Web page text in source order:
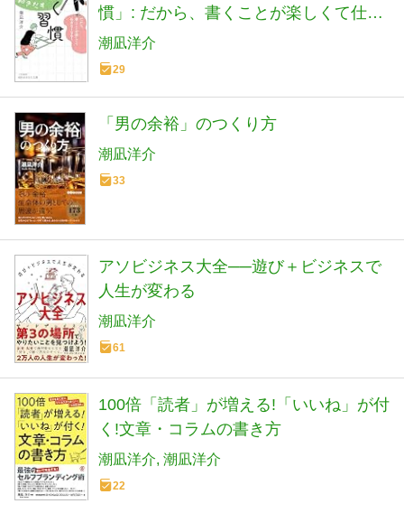
慣」: だから、書くことが楽しくて仕方
なくなる! (知的生きかた文庫 し 58-1)
潮凪洋介
29
「男の余裕」のつくり方
潮凪洋介
33
アソビジネス大全──遊び＋ビジネスで
人生が変わる
潮凪洋介
61
100倍「読者」が増える!「いいね」が付
く!文章・コラムの書き方
潮凪洋介 潮凪洋介
22